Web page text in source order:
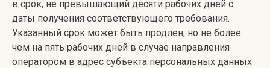
в срок, не превышающий десяти рабочих дней с
даты получения соответствующего требования.
Указанный срок может быть продлен, но не более
чем на пять рабочих дней в случае направления
оператором в адрес субъекта персональных данных